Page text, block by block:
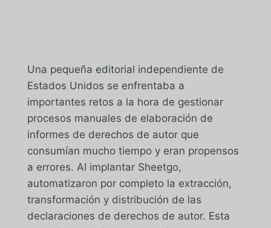
Una pequeña editorial independiente de
Estados Unidos se enfrentaba a
importantes retos a la hora de gestionar
procesos manuales de elaboración de
informes de derechos de autor que
consumían mucho tiempo y eran propensos
a errores. Al implantar Sheetgo,
automatizaron por completo la extracción,
transformación y distribución de las
declaraciones de derechos de autor. Esta